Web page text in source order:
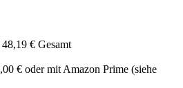
48,19 € Gesamt
€ oder mit Amazon Prime (siehe